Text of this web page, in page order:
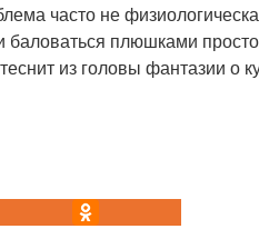
часто не
баловаться плюшками
из головы фантазии о